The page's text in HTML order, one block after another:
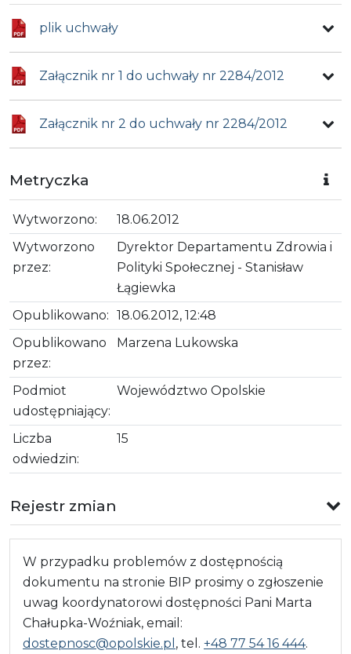
plik uchwały
Załącznik nr 1 do uchwały nr 2284/2012
Załącznik nr 2 do uchwały nr 2284/2012
Metryczka
Wytworzono:
18.06.2012
Wytworzono
przez:
Dyrektor Departamentu Zdrowia i
Polityki Społecznej - Stanisław
Łągiewka
Opublikowano: 18.06.2012, 12:48
Opublikowano
przez:
Marzena Lukowska
Podmiot
udostępniający:
Województwo Opolskie
Liczba
odwiedzin:
15
Rejestr zmian
W przypadku problemów z dostępnością
dokumentu na stronie BIP prosimy o zgłoszenie
uwag koordynatorowi dostępności Pani Marta
Chałupka-Woźniak, email:
dostepnosc@opolskie.pl , tel. +48 77 54 16 444.